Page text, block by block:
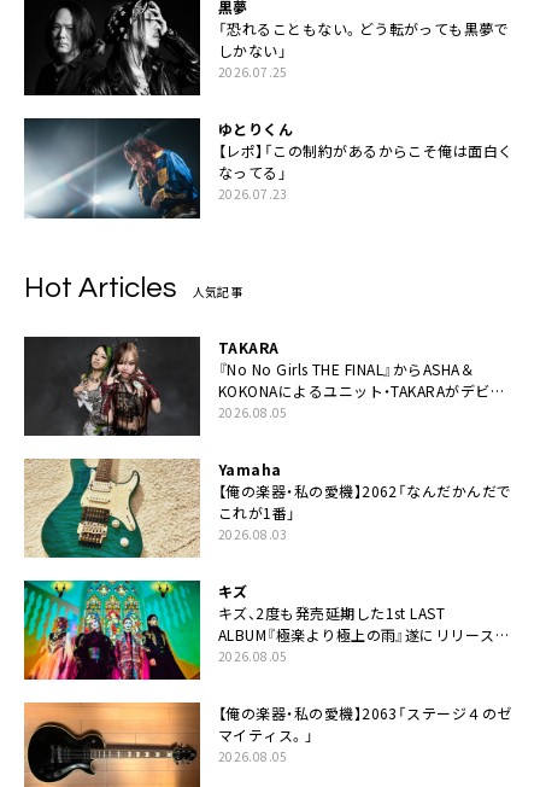
黒夢
「恐れることもない。どう転がっても黒夢で
しかない」
2026.07.25
ゆとりくん
【レポ】「この制約があるからこそ俺は面白く
なってる」
2026.07.23
Hot Articles 人気記事
TAKARA
『No No Girls THE FINAL』からASHA＆
KOKONAによるユニット・TAKARAがデビュ
ー
2026.08.05
Yamaha
【俺の楽器・私の愛機】2062「なんだかんだで
これが1番」
2026.08.03
キズ
キズ、2度も発売延期した1st LAST
ALBUM『極楽より極上の雨』遂にリリース。
収録曲「はじまり」MV公開
2026.08.05
【俺の楽器・私の愛機】2063「ステージ４のゼ
マイティス。」
2026.08.05